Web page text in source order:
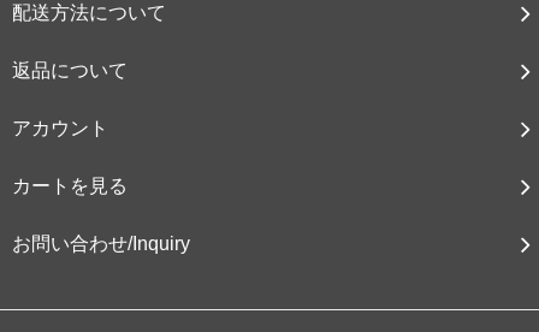
配送方法について
返品について
アカウント
カートを見る
お問い合わせ/Inquiry